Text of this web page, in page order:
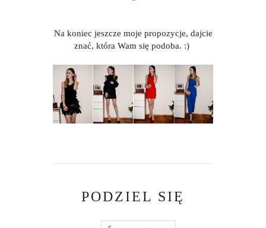
Na koniec jeszcze moje propozycje, dajcie
znać, która Wam się podoba. :)
PODZIEL SIĘ